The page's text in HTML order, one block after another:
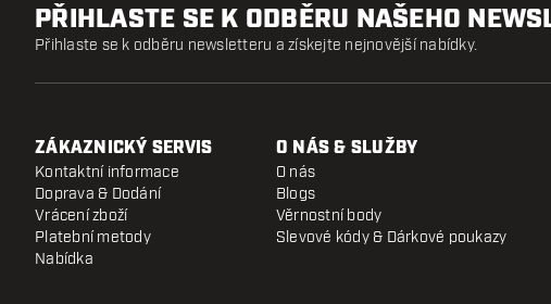
PŘIHLASTE SE K ODBĚRU NAŠEHO
Přihlaste se k odběru newsletteru a získejte nejnovější nabídky.
ZÁKAZNICKÝ SERVIS
Kontaktní informace
Doprava & Dodání
Vrácení zboží
Platební metody
Nabídka
O NÁS & SLUŽBY
O nás
Blogs
Věrnostní body
Slevové kódy & Dárkové poukazy